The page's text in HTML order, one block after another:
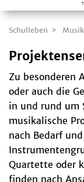
Schulleben
Zu besonderen
oder auch die
in und rund um
musikalische
nach Bedarf
Quartette oder
finden nach